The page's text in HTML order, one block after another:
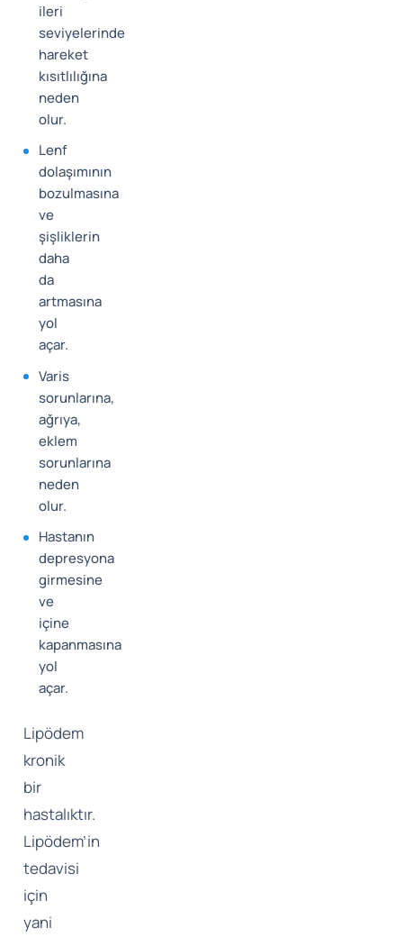
ileri
seviyelerinde
hareket
kısıtlılığına
neden
olur.
Lenf
dolaşımının
bozulmasına
ve
şişliklerin
daha
da
artmasına
yol
açar.
Varis
sorunlarına,
ağrıya,
eklem
sorunlarına
neden
olur.
Hastanın
depresyona
girmesine
ve
içine
kapanmasına
yol
açar.
Lipödem
kronik
bir
hastalıktır.
Lipödem’in
tedavisi
için
yani